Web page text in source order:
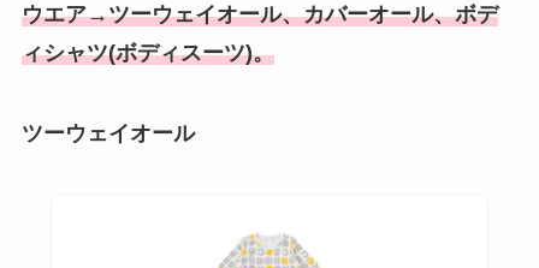
ウエア→ツーウェイオール、カバーオール、ボデ
ィシャツ(ボディスーツ)。
ツーウェイオール